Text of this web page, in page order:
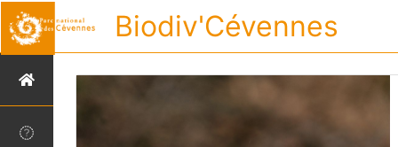
Biodiv'Cévennes